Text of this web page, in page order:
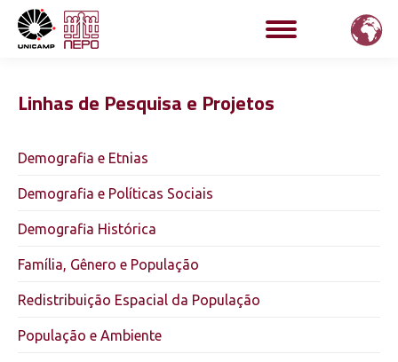
Linhas de Pesquisa e Projetos
Demografia e Etnias
Demografia e Políticas Sociais
Demografia Histórica
Família, Gênero e População
Redistribuição Espacial da População
População e Ambiente